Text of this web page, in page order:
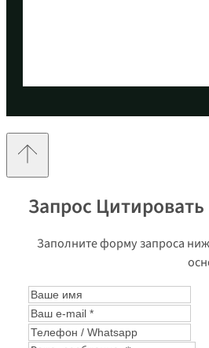
Запрос Цитировать
Заполните форму запроса